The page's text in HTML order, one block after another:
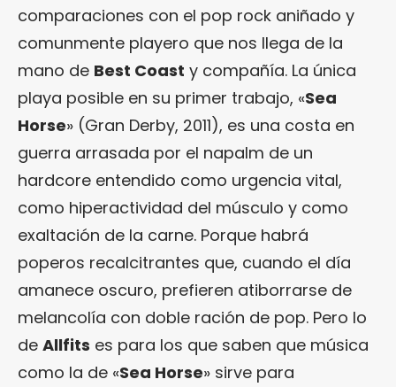
comparaciones con el pop rock aniñado y
comunmente playero que nos llega de la
mano de Best Coast y compañía. La única
playa posible en su primer trabajo, «Sea
Horse» (Gran Derby, 2011), es una costa en
guerra arrasada por el napalm de un
hardcore entendido como urgencia vital,
como hiperactividad del músculo y como
exaltación de la carne. Porque habrá
poperos recalcitrantes que, cuando el día
amanece oscuro, prefieren atiborrarse de
melancolía con doble ración de pop. Pero lo
de Allfits es para los que saben que música
como la de «Sea Horse» sirve para